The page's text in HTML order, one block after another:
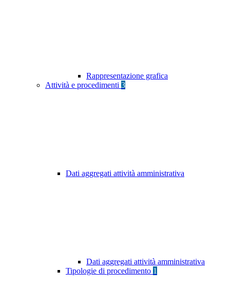
Rappresentazione grafica
Attività e procedimenti 3
Dati aggregati attività amministrativa
Dati aggregati attività amministrativa
Tipologie di procedimento 1